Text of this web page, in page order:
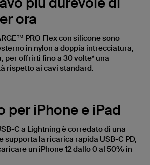
ora
PRO Flex con silicone sono
in nylon a doppia intrecciatura,
per offrirti fino a 30 volte* una
rispetto ai cavi standard.
per iPhone e iPad
C a Lightning è corredato di una
supporta la ricarica rapida USB-C PD,
un iPhone 12 dallo 0 al 50% in